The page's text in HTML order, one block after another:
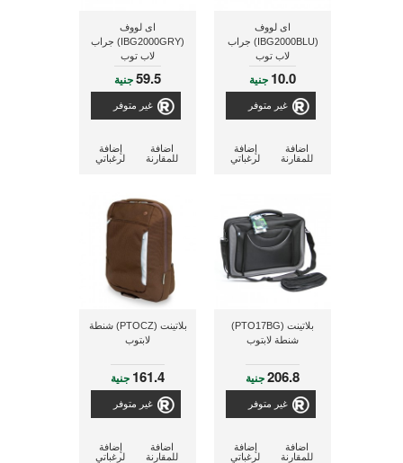
اى لووف
(IBG2000BLU) جراب
لاب توب
10.0 جنية
غير متوفر
إضافة
لرغباتي
اضافة
للمقارنة
اى لووف
(IBG2000GRY) جراب
لاب توب
59.5جنية
غير متوفر
إضافة
لرغباتي
اضافة
للمقارنة
بلاتينت (PTO17BG)
شنطة لابتوب
206.8جنية
غير متوفر
إضافة
لرغباتي
اضافة
للمقارنة
بلاتينت (PTOCZ) شنطة
لابتوب
161.4 جنية
غير متوفر
إضافة
لرغباتي
اضافة
للمقارنة